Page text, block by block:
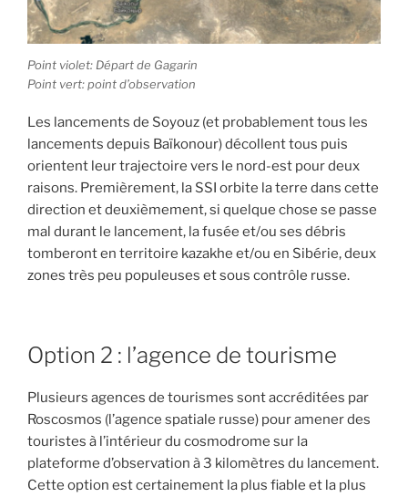
Point violet: Départ de Gagarin
Point vert: point d’observation
Les lancements de Soyouz (et probablement tous les
lancements depuis Baïkonour) décollent tous puis
orientent leur trajectoire vers le nord-est pour deux
raisons. Premièrement, la SSI orbite la terre dans cette
direction et deuxièmement, si quelque chose se passe
mal durant le lancement, la fusée et/ou ses débris
tomberont en territoire kazakhe et/ou en Sibérie, deux
zones très peu populeuses et sous contrôle russe.
Option 2 : l’agence de tourisme
Plusieurs agences de tourismes sont accréditées par
Roscosmos (l’agence spatiale russe) pour amener des
touristes à l’intérieur du cosmodrome sur la
plateforme d’observation à 3 kilomètres du lancement.
Cette option est certainement la plus fiable et la plus